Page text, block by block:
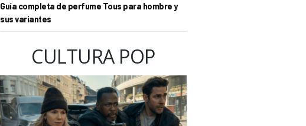
Guía completa de perfume Tous para hombre y
sus variantes
CULTURA POP